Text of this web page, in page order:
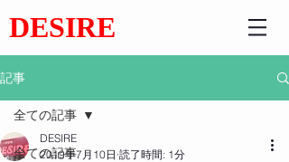
DESIRE
記事
全ての記事
全ての記事
DESIRE
2019年7月10日 読了時間: 1分